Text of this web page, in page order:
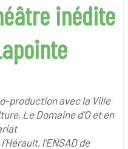
inédite
production avec la Ville
Le Domaine d’O et en
l’ENSAD de